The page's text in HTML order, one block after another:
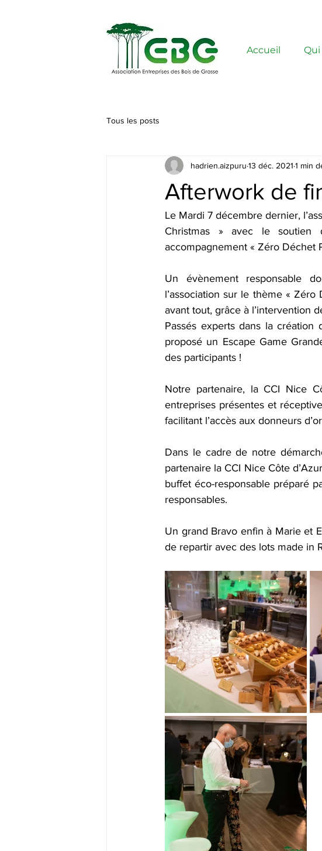
Accueil
Tous les posts
Afterwork de
hadrien.aizpuru 13 déc. 2021 1 min
Le Mardi 7 décembre dernier,
Christmas » avec le
accompagnement « Zéro Déchet
Un évènement responsable
l’association sur le thème «
avant tout, grâce à l’intervention
Passés experts dans la
proposé un Escape Game
des participants !
Notre partenaire, la CCI Nice
entreprises présentes et
facilitant l’accès aux donneurs
Dans le cadre de notre
partenaire la CCI Nice Côte
buffet éco-responsable préparé
responsables.
Un grand Bravo enfin à Marie et
de repartir avec des lots made in